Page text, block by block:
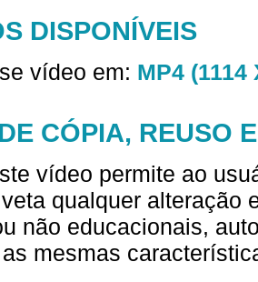
DISPONÍVEIS
vídeo em: MP4 (1114
CÓPIA, REUSO
vídeo permite ao
qualquer alteração
não educacionais,
mesmas